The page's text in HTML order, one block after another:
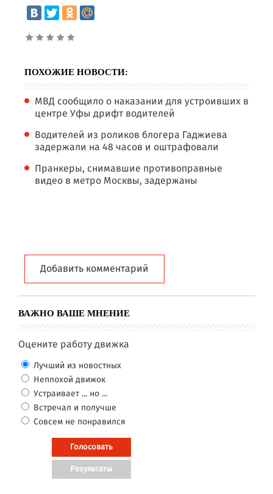
ПОХОЖИЕ НОВОСТИ:
МВД сообщило о наказании для устроивших в
центре Уфы дрифт водителей
Водителей из роликов блогера Гаджиева
задержали на 48 часов и оштрафовали
Пранкеры, снимавшие противоправные
видео в метро Москвы, задержаны
Добавить комментарий
ВАЖНО ВАШЕ МНЕНИЕ
Оцените работу движка
Лучший из новостных
Неплохой движок
Устраивает ... но ...
Встречал и получше
Совсем не понравился